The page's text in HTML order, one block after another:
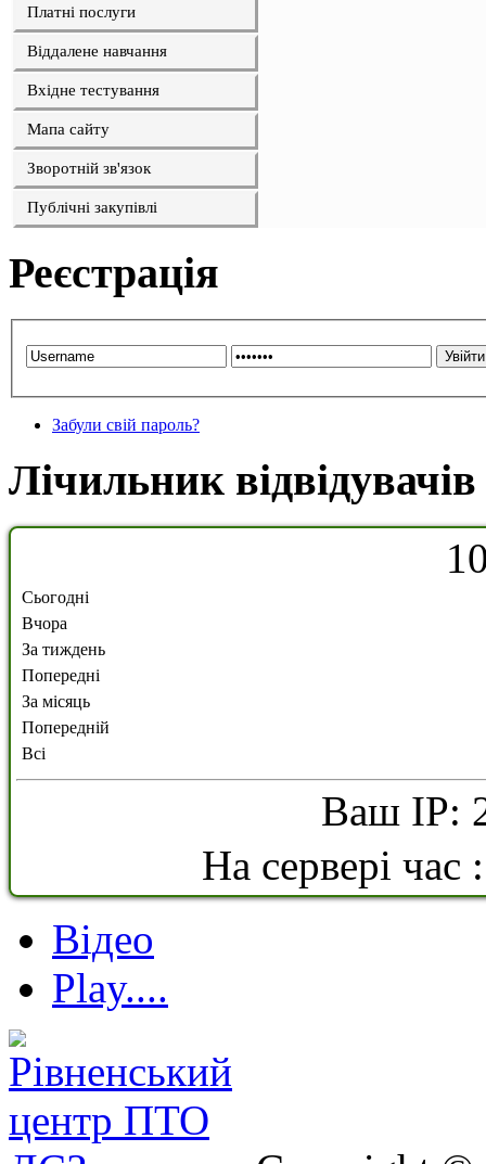
Платні послуги
Віддалене навчання
Вхідне тестування
Мапа сайту
Зворотній зв'язок
Публічні закупівлі
Реєстрація
Забули свій пароль?
Лічильник відвідувачів
1
Сьогодні
Вчора
За тиждень
Попередні
За місяць
Попередній
Всі
Ваш IP:
На сервері
Відео
Play....